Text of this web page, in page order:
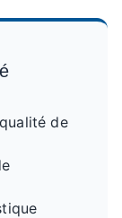
de